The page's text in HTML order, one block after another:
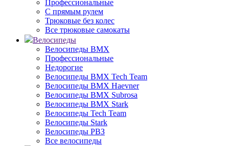
Профессиональные
С прямым рулем
Трюковые без колес
Все трюковые самокаты
Велосипеды
Велосипеды BMX
Профессиональные
Недорогие
Велосипеды BMX Tech Team
Велосипеды BMX Haevner
Велосипеды BMX Subrosa
Велосипеды BMX Stark
Велосипеды Tech Team
Велосипеды Stark
Велосипеды РВЗ
Все велосипеды